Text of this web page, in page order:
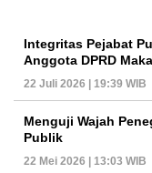
Integritas Pejabat
Anggota DPRD
22 Juli 2026 | 19:39 WIB
Menguji Wajah
Publik
22 Mei 2026 | 13:03 WIB